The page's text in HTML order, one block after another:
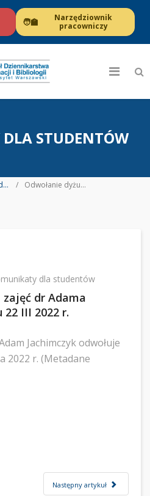
🧑‍🏫
Narzędziownik
pracowniczy
STUDENTÓW
Komunikaty dla studentów Odwołanie dyżuru i zajęć dr Adama Jachimczyka w dniu 22 III 2022 r.
dla studentów
zajęć dr Adama
22 III 2022 r.
Jachimczyk odwołuje
2022 r. (Metadane
Następny artykuł